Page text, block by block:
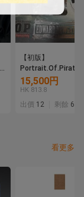
【初版】
ンピース “NEO-
MAXIMUM” “白ひげ
ドワード・ニュー
15,500円
HK 813.8
出價 12 剩餘 6日
看更多